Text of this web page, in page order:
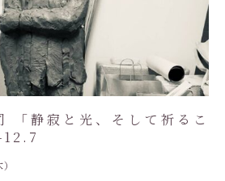
「静寂と光、そして祈るこ